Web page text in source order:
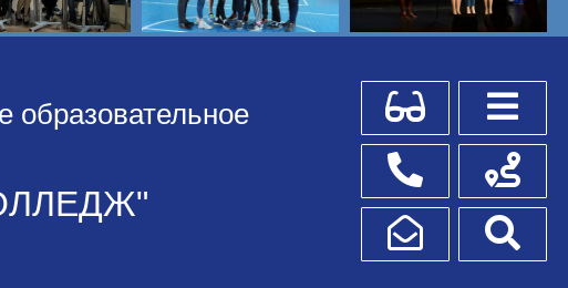
образовательное
Для слабовидящих
Телефоны
Написать обращение
Схема